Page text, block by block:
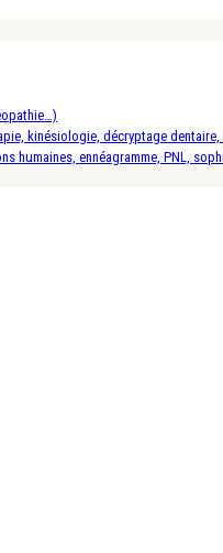
kinésiologie, décryptage
humaines, ennéagramme, PNL,